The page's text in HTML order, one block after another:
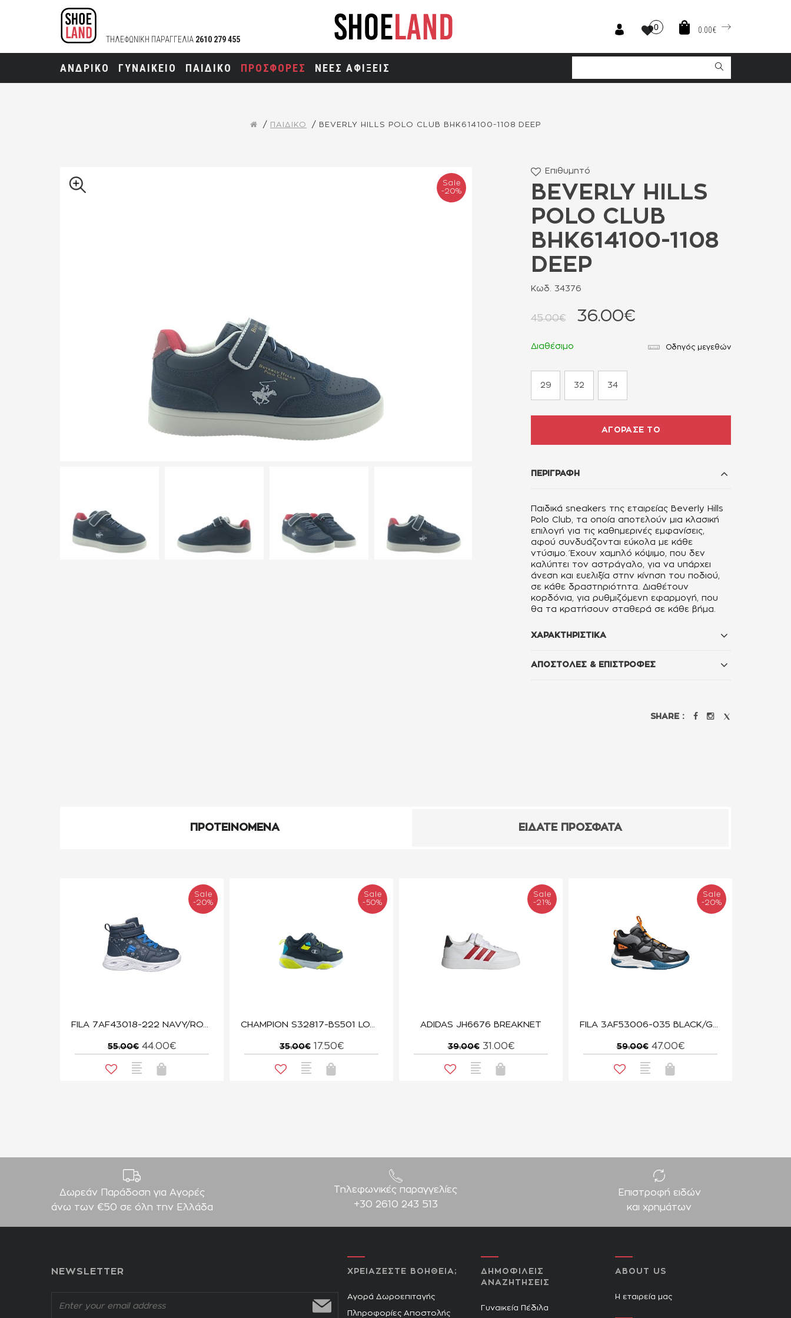
ΤΗΛΕΦΩΝΙΚΗ ΠΑΡΑΓΓΕΛΙΑ 2610 279 455
0 0.00€
ΑΝΔΡΙΚΟ ΓΥΝΑΙΚΕΙΟ ΠΑΙΔΙΚΟ ΠΡΟΣΦΟΡΕΣ ΝΕΕΣ ΑΦΙΞΕΙΣ
ΠΑΙΔΙΚΟ BEVERLY HILLS POLO CLUB BHK614100-1108 DEEP
Sale
-20%
Επιθυμητό
BEVERLY HILLS
POLO CLUB
BHK614100-1108
DEEP
Κωδ. 34376
45.00€ 36.00€
Διαθέσιμο Οδηγός μεγεθών
29 32 34
ΑΓΟΡΑΣΕ ΤΟ
ΠΕΡΙΓΡΑΦΗ
Παιδικά sneakers της εταιρείας Beverly Hills
Polo Club, τα οποία αποτελούν μια κλασική
επιλογή για τις καθημερινές εμφανίσεις,
αφού συνδυάζονται εύκολα με κάθε
ντύσιμο. Έχουν χαμηλό κόψιμο, που δεν
καλύπτει τον αστράγαλο, για να υπάρχει
άνεση και ευελιξία στην κίνηση του ποδιού,
σε κάθε δραστηριότητα. Διαθέτουν
κορδόνια, για ρυθμιζόμενη εφαρμογή, που
θα τα κρατήσουν σταθερά σε κάθε βήμα.
ΧΑΡΑΚΤΗΡΙΣΤΙΚΑ
ΑΠΟΣΤΟΛΕΣ & ΕΠΙΣΤΡΟΦΕΣ
SHARE :
ΠΡΟΤΕΙΝΟΜΕΝΑ ΕΙΔΑΤΕ ΠΡΟΣΦΑΤΑ
Sale
-20%
55.00€ 44.00€
Sale
-50%
35.00€ 17.50€
Sale
-21%
ADIDAS JH6676 BREAKNET
39.00€ 31.00€
Sale
-20%
59.00€ 47.00€
Δωρεάν Παράδοση για Aγορές
άνω των €50 σε όλη την Ελλάδα
Τηλεφωνικές παραγγελίες
+30 2610 243 513
Επιστροφή ειδών
και χρημάτων
NEWSLETTER ΧΡΕΙΑΖΕΣΤΕ ΒΟΗΘΕΙΑ;
Αγορά Δωροεπιταγής
Πληροφορίες Αποστολής
ΔΗΜΟΦΙΛΕΙΣ
ΑΝΑΖΗΤΗΣΕΙΣ
Γυναικεία Πέδιλα
ABOUT US
Η εταιρεία μας